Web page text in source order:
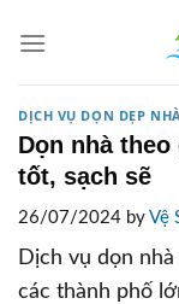
DỊCH VỤ DỌN DẸP
Dọn nhà
tốt, sạch sẽ
26/07/2024 by Vệ
Dịch vụ dọn
các thành phố